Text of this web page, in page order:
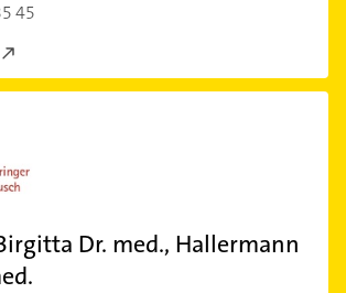
45
Dr. med., Hallermann